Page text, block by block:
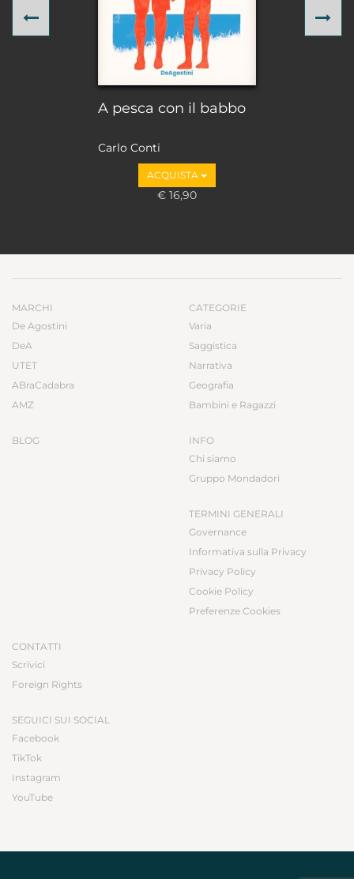
A pesca con il babbo
Carlo Conti
ACQUISTA
€ 16,90
Previous
MARCHI
De Agostini
DeA
UTET
ABraCadabra
AMZ
BLOG
CATEGORIE
Varia
Saggistica
Narrativa
Geografia
Bambini e Ragazzi
INFO
Chi siamo
Gruppo Mondadori
TERMINI GENERALI
Governance
Informativa sulla Privacy
Privacy Policy
Cookie Policy
Preferenze Cookies
CONTATTI
Scrivici
Foreign Rights
SEGUICI SUI SOCIAL
Facebook
TikTok
Instagram
YouTube